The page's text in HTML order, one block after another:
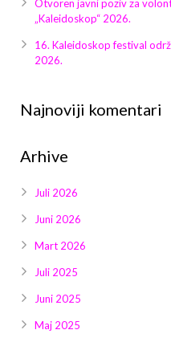
Galerija 2019
Galerija 2022
Galerija 2024
Galerija 2025
Otvoren javni poziv za
„Kaleidoskop“ 2026.
16. Kaleidoskop festival
2026.
Najnoviji komentari
Arhive
Juli 2026
Juni 2026
Mart 2026
Juli 2025
Juni 2025
Maj 2025